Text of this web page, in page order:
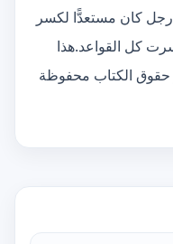
رجل كان مستعدًّا لكسر
كل القواعد.هذا
الكتاب محفوظة